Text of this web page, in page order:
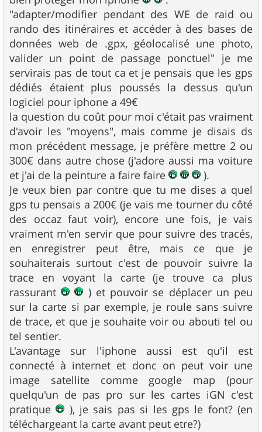
"adapter/modifier pendant des WE de raid ou
rando des itinéraires et accéder à des bases de
données web de .gpx, géolocalisé une photo,
valider un point de passage ponctuel" je me
servirais pas de tout ca et je pensais que les gps
dédiés étaient plus poussés la dessus qu'un
logiciel pour iphone a 49€
la question du coût pour moi c'était pas vraiment
d'avoir les "moyens", mais comme je disais ds
mon précédent message, je préfère mettre 2 ou
300€ dans autre chose (j'adore aussi ma voiture
et j'ai de la peinture a faire faire
).
Je veux bien par contre que tu me dises a quel
gps tu pensais a 200€ (je vais me tourner du côté
des occaz faut voir), encore une fois, je vais
vraiment m'en servir que pour suivre des tracés,
en enregistrer peut être, mais ce que je
souhaiterais surtout c'est de pouvoir suivre la
trace en voyant la carte (je trouve ca plus
rassurant
) et pouvoir se déplacer un peu
sur la carte si par exemple, je roule sans suivre
de trace, et que je souhaite voir ou abouti tel ou
tel sentier.
L'avantage sur l'iphone aussi est qu'il est
connecté à internet et donc on peut voir une
image satellite comme google map (pour
quelqu'un de pas pro sur les cartes iGN c'est
pratique
), je sais pas si les gps le font? (en
téléchargeant la carte avant peut etre?)